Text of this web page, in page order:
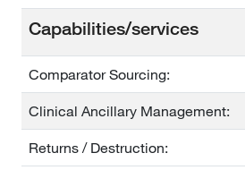
Capabilities/services
Comparator Sourcing:
Clinical Ancillary Management:
Returns / Destruction: